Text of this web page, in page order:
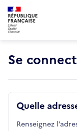
Aller au menu principal
Se
Quelle
Renseignez
Retour au début de
Panneau de gestion